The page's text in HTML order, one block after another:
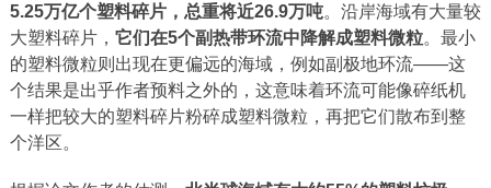
5.25万亿个塑料碎片，总重将近26.9万吨。沿岸海域有大量较
大塑料碎片， 它们在5个副热带环流中降解成塑料微粒。最小
的塑料微粒则出现在更偏远的海域，例如副极地环流——这
个结果是出乎作者预料之外的，这意味着环流可能像碎纸机
一样把较大的塑料碎片粉碎成塑料微粒，再把它们散布到整
个洋区。